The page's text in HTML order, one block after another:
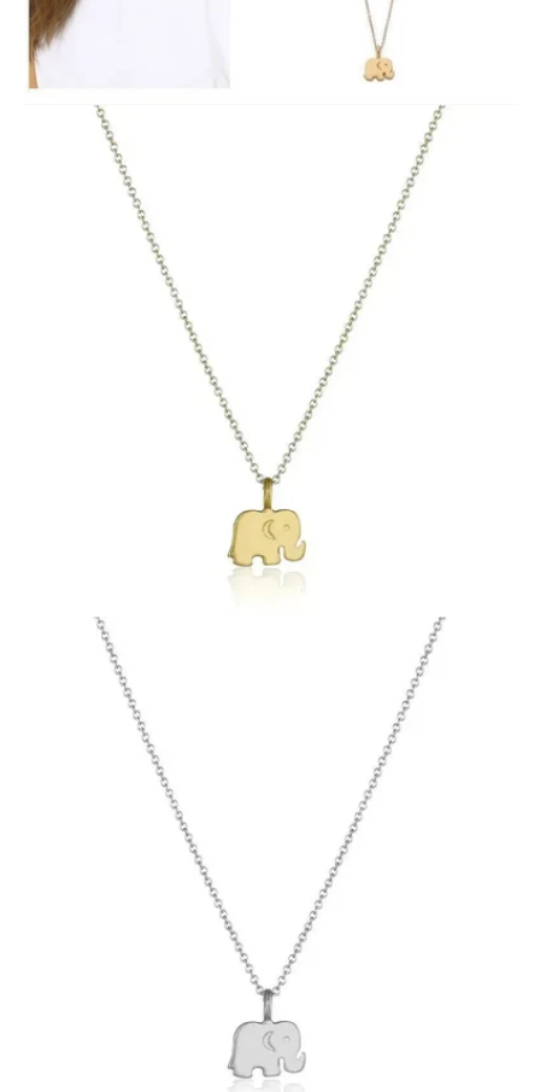
Ouvrir le média 1 en mode modal
Ouvrir le média 2 en mode modal